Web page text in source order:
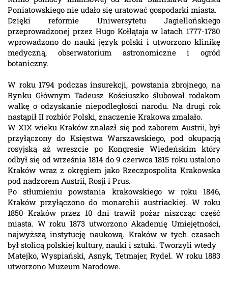
Poniatowskiego nie udało się uratować gospodarki miasta.
Dzięki reformie Uniwersytetu Jagiellońskiego
przeprowadzonej przez Hugo Kołłątaja w latach 1777-1780
wprowadzono do nauki język polski i utworzono klinikę
medyczną, obserwatorium astronomiczne i ogród
botaniczny.
W roku 1794 podczas insurekcji, powstania zbrojnego, na
Rynku Głównym Tadeusz Kościuszko ślubował rodakom
walkę o odzyskanie niepodległości narodu. Na drugi rok
nastąpił II rozbiór Polski, znaczenie Krakowa zmalało.
W XIX wieku Kraków znalazł się pod zaborem Austrii, był
przyłączony do Księstwa Warszawskiego, pod okupacją
rosyjską aż wreszcie po Kongresie Wiedeńskim który
odbył się od września 1814 do 9 czerwca 1815 roku ustalono
Kraków wraz z okręgiem jako Rzeczpospolita Krakowska
pod nadzorem Austrii, Rosji i Prus.
Po stłumieniu powstania krakowskiego w roku 1846,
Kraków przyłączono do monarchii austriackiej. W roku
1850 Kraków przez 10 dni trawił pożar niszcząc część
miasta. W roku 1873 utworzono Akademię Umiejętności,
najwyższą instytucję naukową. Kraków w tych czasach
był stolicą polskiej kultury, nauki i sztuki. Tworzyli wtedy
Matejko, Wyspiański, Asnyk, Tetmajer, Rydel. W roku 1883
utworzono Muzeum Narodowe.